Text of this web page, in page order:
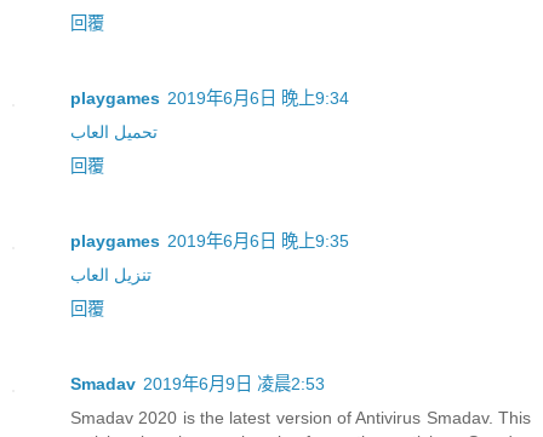
回覆
playgames 2019年6月6日 晚上9:34
تحميل العاب
回覆
playgames 2019年6月6日 晚上9:35
تنزيل العاب
回覆
Smadav 2019年6月9日 凌晨2:53
Smadav 2020 is the latest version of Antivirus Smadav. This